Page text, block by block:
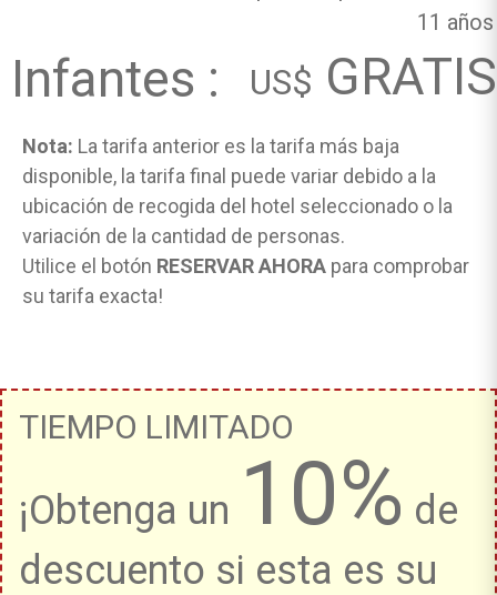
11 años
Infantes : US$ GRATIS
Nota: La tarifa anterior es la tarifa más baja
disponible, la tarifa final puede variar debido a la
ubicación de recogida del hotel seleccionado o la
variación de la cantidad de personas.
Utilice el botón RESERVAR AHORA para comprobar
su tarifa exacta!
TIEMPO LIMITADO
¡Obtenga un 10% de
descuento si esta es su